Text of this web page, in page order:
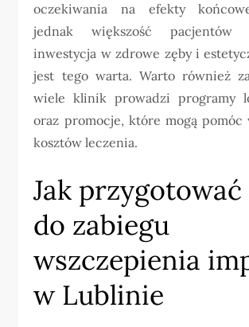
oczekiwania na efekty
jednak większość pacjentów
inwestycja w zdrowe zęby i
jest tego warta. Warto również
wiele klinik prowadzi programy
oraz promocje, które mogą pomóc
kosztów leczenia.
Jak przygotować
do zabiegu
wszczepienia
w Lublinie